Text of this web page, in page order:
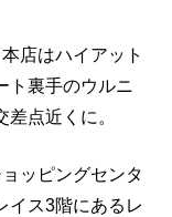
店はハイアット
ト裏手のウルニ
点近くに。
ッピングセンタ
イス3階にあるレ